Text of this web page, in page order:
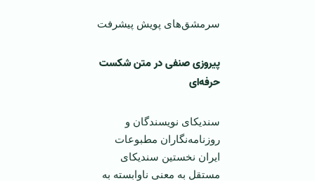
سرمشق‌های پویش پیشرفت
پیروزی صنفی در متن شکست
حرفه‌ای
سندیکای نویسندگان و
روزنامه‌نگاران مطبوعات
‌ایران نخستین سندیکای
مستقل به معنی ناوابسته به